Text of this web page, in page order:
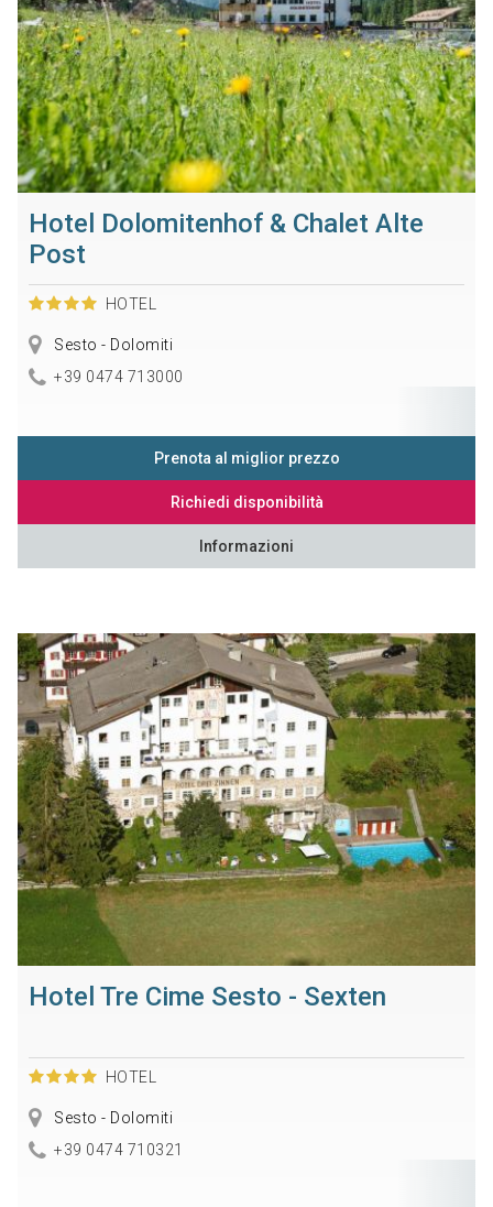
Hotel Dolomitenhof & Chalet Alte
Post
HOTEL
Sesto - Dolomiti
+39 0474 713000
Prenota al miglior prezzo
Richiedi disponibilità
Informazioni
Hotel Tre Cime Sesto - Sexten
HOTEL
Sesto - Dolomiti
+39 0474 710321